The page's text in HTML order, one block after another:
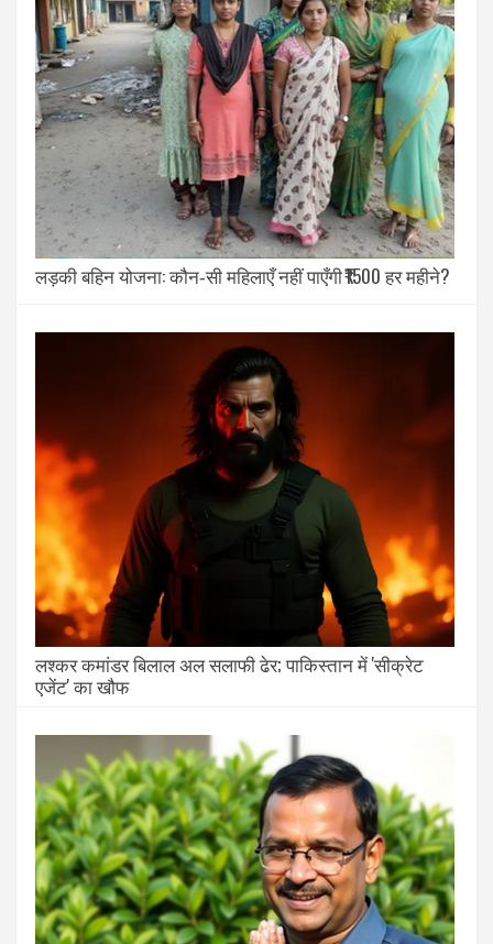
लड़की बहिन योजना: कौन‑सी महिलाएँ नहीं पाएँगी ₹1500 हर महीने?
लश्कर कमांडर बिलाल अल सलाफी ढेर; पाकिस्तान में 'सीक्रेट
एजेंट' का खौफ